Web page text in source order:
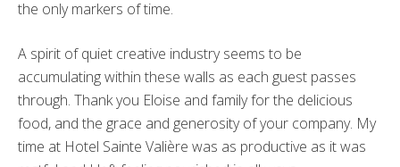
the only markers of time.
A spirit of quiet creative industry seems to be
accumulating within these walls as each guest passes
through. Thank you Eloise and family for the delicious
food, and the grace and generosity of your company. My
time at Hotel Sainte Valière was as productive as it was